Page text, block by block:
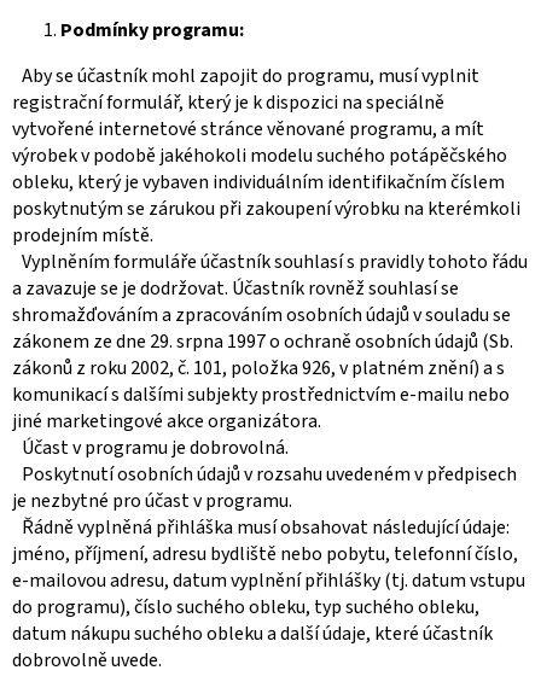
Podmínky programu:
Aby se účastník mohl zapojit do programu, musí vyplnit
registrační formulář, který je k dispozici na speciálně
vytvořené internetové stránce věnované programu, a mít
výrobek v podobě jakéhokoli modelu suchého potápěčského
obleku, který je vybaven individuálním identifikačním číslem
poskytnutým se zárukou při zakoupení výrobku na kterémkoli
prodejním místě.
Vyplněním formuláře účastník souhlasí s pravidly tohoto řádu
a zavazuje se je dodržovat. Účastník rovněž souhlasí se
shromažďováním a zpracováním osobních údajů v souladu se
zákonem ze dne 29. srpna 1997 o ochraně osobních údajů (Sb.
zákonů z roku 2002, č. 101, položka 926, v platném znění) a s
komunikací s dalšími subjekty prostřednictvím e-mailu nebo
jiné marketingové akce organizátora.
Účast v programu je dobrovolná.
Poskytnutí osobních údajů v rozsahu uvedeném v předpisech
je nezbytné pro účast v programu.
Řádně vyplněná přihláška musí obsahovat následující údaje:
jméno, příjmení, adresu bydliště nebo pobytu, telefonní číslo,
e-mailovou adresu, datum vyplnění přihlášky (tj. datum vstupu
do programu), číslo suchého obleku, typ suchého obleku,
datum nákupu suchého obleku a další údaje, které účastník
dobrovolně uvede.